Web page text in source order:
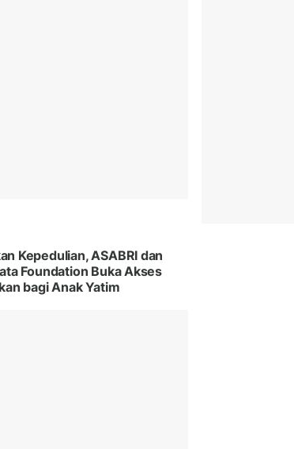
Kepedulian, ASABRI dan
Foundation Buka Akses
bagi Anak Yatim